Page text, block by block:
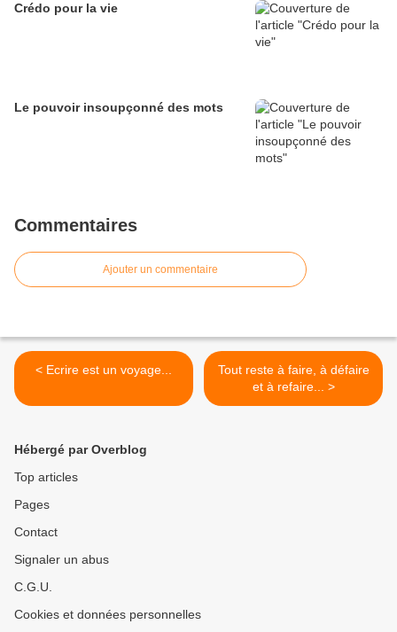
Crédo pour la vie
Le pouvoir insoupçonné des mots
Commentaires
Ajouter un commentaire
< Ecrire est un voyage...
Tout reste à faire, à défaire
et à refaire... >
Hébergé par Overblog
Top articles
Pages
Contact
Signaler un abus
C.G.U.
Cookies et données personnelles